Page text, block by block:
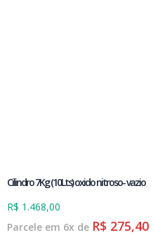
Cilindro 7Kg (10Lts) oxido nitroso- vazio
R$ 1.468,00
Parcele em 6x de R$ 275,40